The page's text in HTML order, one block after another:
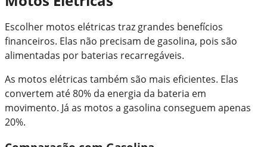
Escolher motos elétricas traz grandes benefícios
financeiros. Elas não precisam de gasolina, pois são
alimentadas por baterias recarregáveis.
As motos elétricas também são mais eficientes. Elas
convertem até 80% da energia da bateria em
movimento. Já as motos a gasolina conseguem apenas
20%.